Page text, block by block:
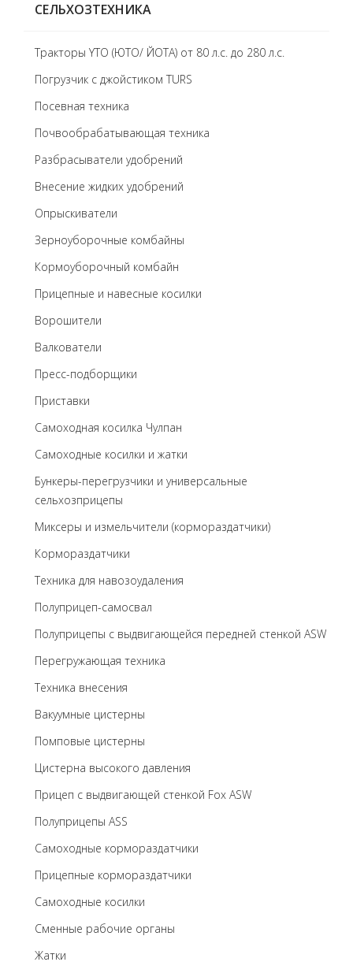
СЕЛЬХОЗТЕХНИКА
Тракторы YTO (ЮТО/ ЙОТА) от 80 л.с. до 280 л.с.
Погрузчик с джойстиком TURS
Посевная техника
Почвообрабатывающая техника
Разбрасыватели удобрений
Внесение жидких удобрений
Опрыскиватели
Зерноуборочные комбайны
Кормоуборочный комбайн
Прицепные и навесные косилки
Ворошители
Валкователи
Пресс-подборщики
Приставки
Самоходная косилка Чулпан
Самоходные косилки и жатки
Бункеры-перегрузчики и универсальные
сельхозприцепы
Миксеры и измельчители (кормораздатчики)
Кормораздатчики
Техника для навозоудаления
Полуприцеп-самосвал
Полуприцепы с выдвигающейся передней стенкой ASW
Перегружающая техника
Техника внесения
Вакуумные цистерны
Помповые цистерны
Цистерна высокого давления
Прицеп с выдвигающей стенкой Fox ASW
Полуприцепы ASS
Самоходные кормораздатчики
Прицепные кормораздатчики
Самоходные косилки
Сменные рабочие органы
Жатки